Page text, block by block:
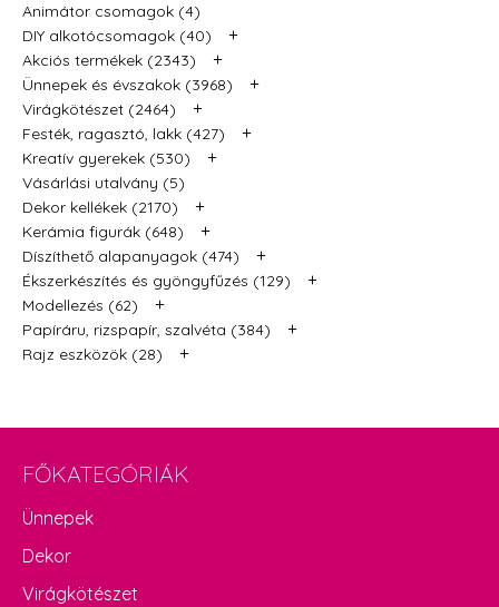
Animátor csomagok (4)
DIY alkotócsomagok (40)
+
Akciós termékek (2343) +
Ünnepek és évszakok (3968) +
Virágkötészet (2464) +
Festék, ragasztó, lakk (427) +
Kreatív gyerekek (530) +
Vásárlási utalvány (5)
Dekor kellékek (2170)
+
Kerámia figurák (648) +
Díszíthető alapanyagok (474) +
Ékszerkészítés és gyöngyfűzés (129) +
Modellezés (62) +
Papíráru, rizspapír, szalvéta (384) +
Rajz eszközök (28) +
FŐKATEGÓRIÁK
Ünnepek
Dekor
Virágkötészet